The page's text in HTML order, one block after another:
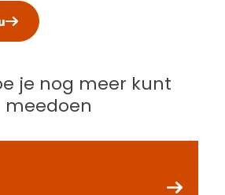
je nog meer kunt
meedoen